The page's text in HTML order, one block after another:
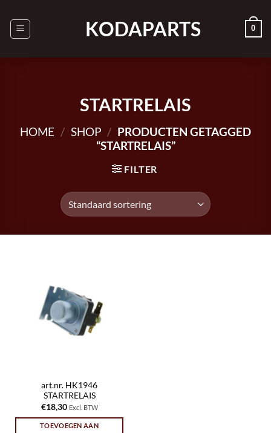
naar
inhoud
KODAPARTS 0
STARTRELAIS
HOME / SHOP / PRODUCTEN GETAGGED
“STARTRELAIS”
FILTER
art.nr. HK1946
STARTRELAIS
€18,30 Excl. BTW
TOEVOEGEN AAN